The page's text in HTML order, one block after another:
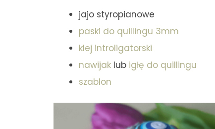
jajo styropianowe
paski do quillingu 3mm
klej introligatorski
nawijak lub igłę do quillingu
szablon